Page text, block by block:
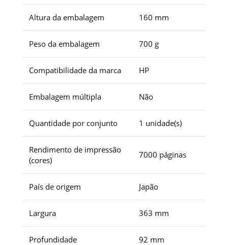
Altura da embalagem 160 mm
Peso da embalagem 700 g
Compatibilidade da marca HP
Embalagem múltipla Não
Quantidade por conjunto 1 unidade(s)
Rendimento de impressão
(cores)
7000 páginas
País de origem Japão
Largura 363 mm
Profundidade 92 mm